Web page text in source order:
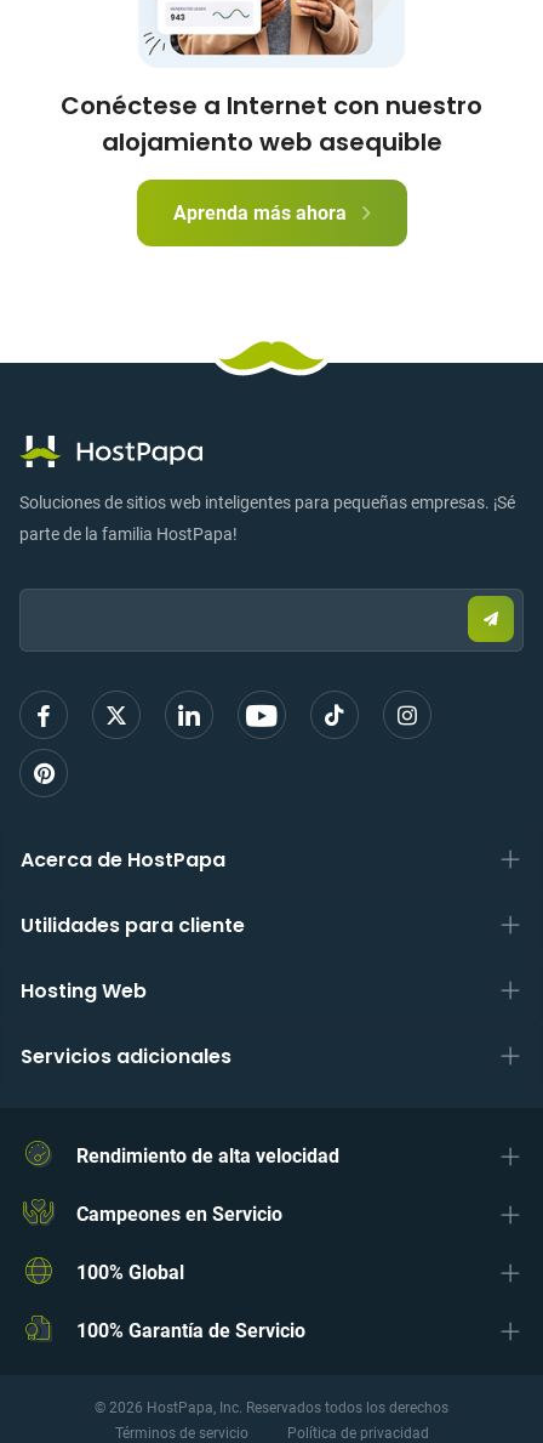
Conéctese a Internet con nuestro
alojamiento web asequible
Aprenda más ahora
Soluciones de sitios web inteligentes para pequeñas empresas. ¡Sé
parte de la familia HostPapa!
Email:
para
Acerca de HostPapa
Utilidades para cliente
Hosting Web
Servicios adicionales
Rendimiento de alta velocidad
Campeones en Servicio
100% Global
100% Garantía de Servicio
© 2026 HostPapa, Inc. Reservados todos los derechos
Términos de servicio
Política de privacidad